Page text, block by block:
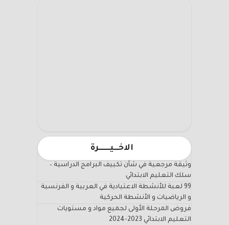
الاخـــيـــــــرة
وثيقة مرجعية في شأن تكييف البرامج الدراسية –
سلك التعليم الابتدائي
99 لعبة للأنشطة الاعتيادية في العربية و الفرنسية
و الرياضيات و الأنشطة الحركية
فروض المرحلة الأولى لجميع مواد و مستويات
التعليم الابتدائي 2023-2024